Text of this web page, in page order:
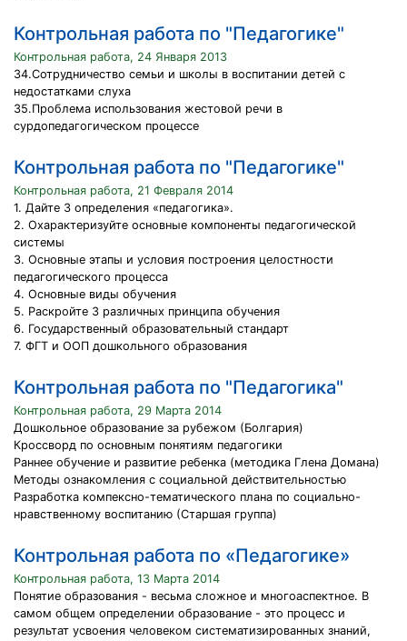
Контрольная работа по "Педагогике"
Контрольная работа, 24 Января 2013
34.Сотрудничество семьи и школы в воспитании детей с
недостатками слуха
35.Проблема использования жестовой речи в
сурдопедагогическом процессе
Контрольная работа по "Педагогике"
Контрольная работа, 21 Февраля 2014
1. Дайте 3 определения «педагогика».
2. Охарактеризуйте основные компоненты педагогической
системы
3. Основные этапы и условия построения целостности
педагогического процесса
4. Основные виды обучения
5. Раскройте 3 различных принципа обучения
6. Государственный образовательный стандарт
7. ФГТ и ООП дошкольного образования
Контрольная работа по "Педагогика"
Контрольная работа, 29 Марта 2014
Дошкольное образование за рубежом (Болгария)
Кроссворд по основным понятиям педагогики
Раннее обучение и развитие ребенка (методика Глена Домана)
Методы ознакомления с социальной действительностью
Разработка компексно-тематического плана по социально-
нравственному воспитанию (Старшая группа)
Контрольная работа по «Педагогике»
Контрольная работа, 13 Марта 2014
Понятие образования - весьма сложное и многоаспектное. В
самом общем определении образование - это процесс и
результат усвоения человеком систематизированных знаний,